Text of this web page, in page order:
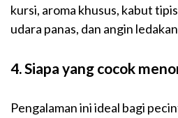
kursi, aroma khusus, kabut
udara panas, dan angin
4. Siapa yang cocok
Pengalaman ini ideal bagi